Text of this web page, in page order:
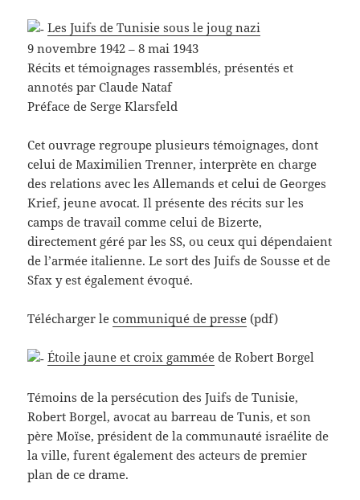
Les Juifs de Tunisie sous le joug nazi
9 novembre 1942 – 8 mai 1943
Récits et témoignages rassemblés, présentés et
annotés par Claude Nataf
Préface de Serge Klarsfeld
Cet ouvrage regroupe plusieurs témoignages, dont
celui de Maximilien Trenner, interprète en charge
des relations avec les Allemands et celui de Georges
Krief, jeune avocat. Il présente des récits sur les
camps de travail comme celui de Bizerte,
directement géré par les SS, ou ceux qui dépendaient
de l’armée italienne. Le sort des Juifs de Sousse et de
Sfax y est également évoqué.
Télécharger lecommuniqué de presse (pdf)
Étoile jaune et croix gammée de Robert Borgel
Témoins de la persécution des Juifs de Tunisie,
Robert Borgel, avocat au barreau de Tunis, et son
père Moïse, président de la communauté israélite de
la ville, furent également des acteurs de premier
plan de ce drame.